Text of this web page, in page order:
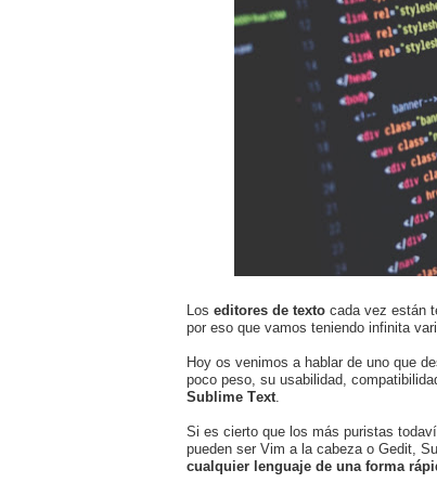
Los editores de texto cada vez están
por eso que vamos teniendo infinita
Hoy os venimos a hablar de uno que
poco peso, su usabilidad,
Sublime Text
Si es cierto que los más puristas
pueden ser Vim a la cabeza o Gedit,
cualquier lenguaje de una forma